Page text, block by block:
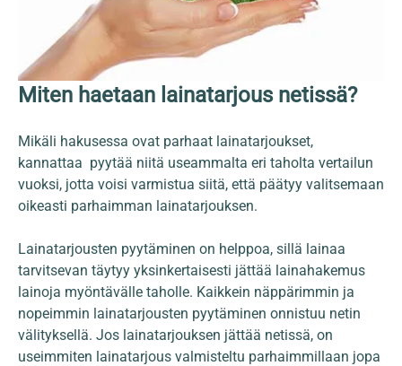
Miten haetaan lainatarjous netissä?
Mikäli hakusessa ovat parhaat lainatarjoukset,
kannattaa pyytää niitä useammalta eri taholta vertailun
vuoksi, jotta voisi varmistua siitä, että päätyy valitsemaan
oikeasti parhaimman lainatarjouksen.
Lainatarjousten pyytäminen on helppoa, sillä lainaa
tarvitsevan täytyy yksinkertaisesti jättää lainahakemus
lainoja myöntävälle taholle. Kaikkein näppärimmin ja
nopeimmin lainatarjousten pyytäminen onnistuu netin
välityksellä. Jos lainatarjouksen jättää netissä, on
useimmiten lainatarjous valmisteltu parhaimmillaan jopa